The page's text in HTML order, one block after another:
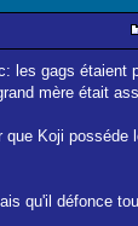
les gags étaient
mère était
Koji posséde
qu'il défonce